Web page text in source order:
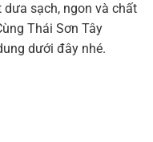
sạch, ngon và chất
Thái Sơn Tây
dưới đây nhé.